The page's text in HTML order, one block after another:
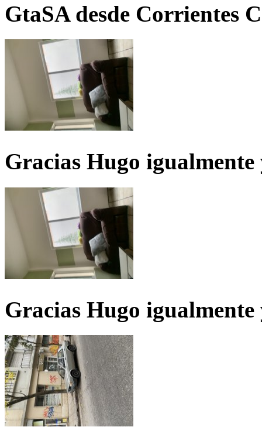
GtaSA desde Corrientes
Gracias Hugo igualmente
Gracias Hugo igualmente